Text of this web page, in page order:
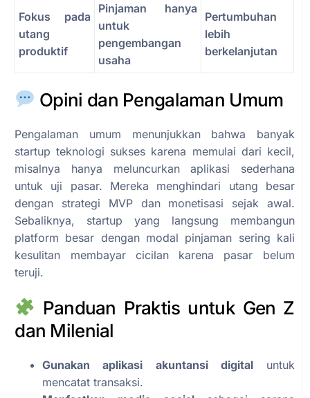
Fokus pada
utang
produktif
Pinjaman hanya
untuk
pengembangan
usaha
Pertumbuhan
lebih
berkelanjutan
Opini dan Pengalaman Umum
Pengalaman umum menunjukkan bahwa banyak
startup teknologi sukses karena memulai dari kecil,
misalnya hanya meluncurkan aplikasi sederhana
untuk uji pasar. Mereka menghindari utang besar
dengan strategi MVP dan monetisasi sejak awal.
Sebaliknya, startup yang langsung membangun
platform besar dengan modal pinjaman sering kali
kesulitan membayar cicilan karena pasar belum
teruji.
Panduan Praktis untuk Gen Z
dan Milenial
Gunakan aplikasi akuntansi digitaluntuk
mencatat transaksi.